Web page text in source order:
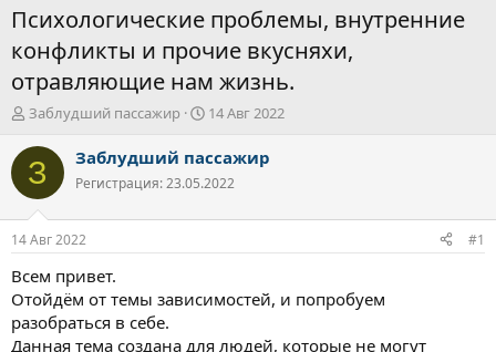
Психологические проблемы, внутренние
конфликты и прочие вкусняхи,
отравляющие нам жизнь.
А
т
о
т
е
м
ы
Заблудший пассажир
Д
т
н
а
14 Авг 2022
З Заблудший пассажир
Регистрация: 23.05.2022
14 Авг 2022 #1
Всем привет.
Отойдём от темы зависимостей, и попробуем
разобраться в себе.
Данная тема создана для людей, которые не могут